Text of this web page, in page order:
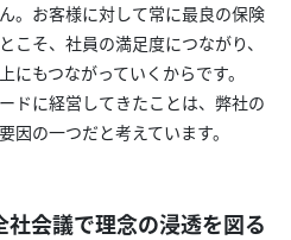
。お客様に対して常に最良の保険
こそ、社員の満足度につながり、
もつながっていくからです。
ドに経営してきたことは、弊社の
の一つだと考えています。
会議で理念の浸透を図る